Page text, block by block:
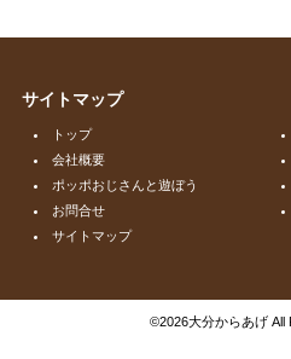
サイトマップ
トップ
会社概要
ポッポおじさんと遊ぼう
お問合せ
サイトマップ
©2026大分からあげ All